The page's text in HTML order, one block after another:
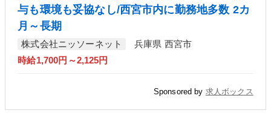
与も環境も妥協なし/西宮市内に勤務地多数 2カ
月～長期
株式会社ニッソーネット
兵庫県 西宮市
時給1,700円～2,125円
Sponsored by 求人ボックス